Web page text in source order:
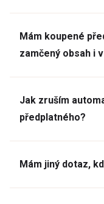
Mám koupené
zamčený obsah i
Jak zruším
předplatného?
Mám jiný dotaz,